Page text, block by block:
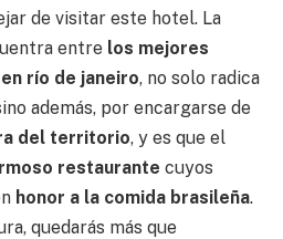
de visitar este hotel. La
entre los mejores
río de janeiro, no solo radica
además, por encargarse de
del territorio, y es que el
restaurante cuyos
honor a la comida brasileña.
quedarás más que